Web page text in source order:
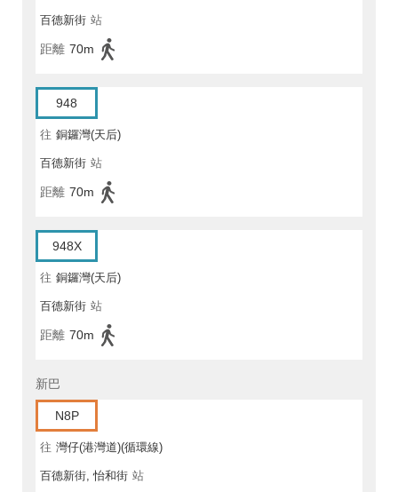
百德新街 站
距離 70m
948
往 銅鑼灣(天后)
百德新街 站
距離 70m
948X
往 銅鑼灣(天后)
百德新街 站
距離 70m
新巴
N8P
往 灣仔(港灣道)(循環線)
百德新街, 怡和街 站